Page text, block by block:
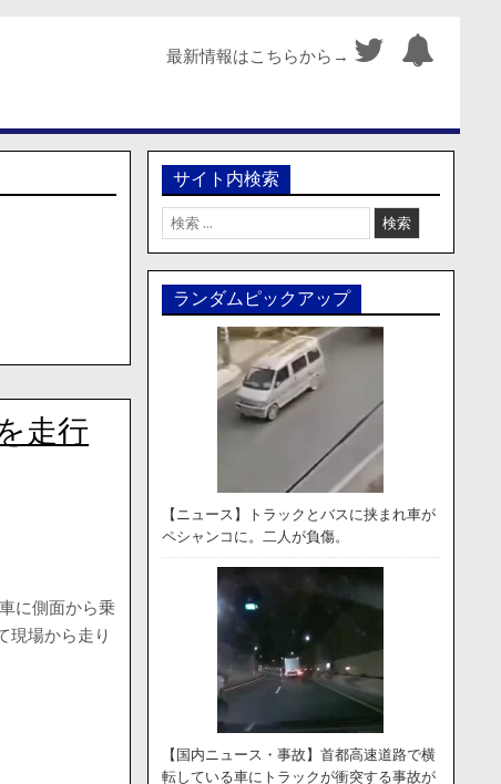
最新情報はこちらから→
走行
に側面から乗
現場から走り
サイト内検索
検
索:
ランダムピックアップ
【ニュース】トラックとバスに挟まれ車が
ペシャンコに。二人が負傷。
【国内ニュース・事故】首都高速道路で横
転している車にトラックが衝突する事故が